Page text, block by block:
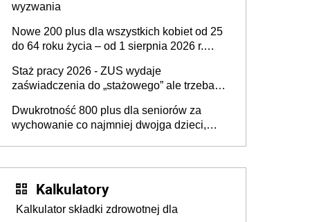
wyzwania
Nowe 200 plus dla wszystkich kobiet od 25
do 64 roku życia – od 1 sierpnia 2026 r.
programu rządowego
Staż pracy 2026 - ZUS wydaje
zaświadczenia do „stażowego” ale trzeba
sprzed 1999 roku). Jak odebrać
zaświadczenie z ZUS?
Dwukrotność 800 plus dla seniorów za
wychowanie co najmniej dwojga dzieci,
Zapadła decyzja Sejmu
Kalkulatory
Kalkulator składki zdrowotnej dla